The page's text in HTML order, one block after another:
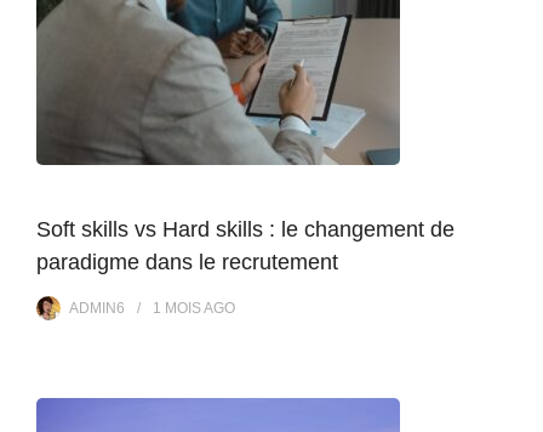
Soft skills vs Hard skills : le changement de
paradigme dans le recrutement
ADMIN6 1 MOISAGO